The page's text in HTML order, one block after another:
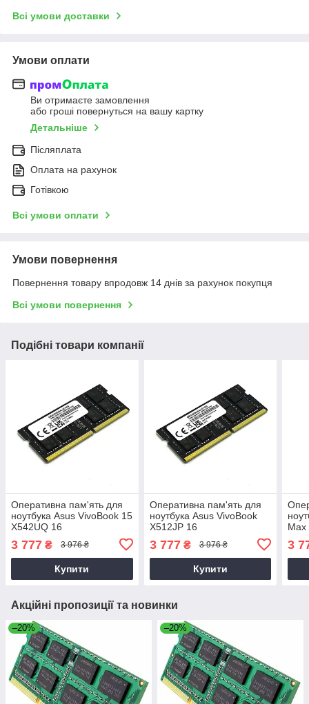
Всі умови доставки
Умови оплати
Ви отримаєте замовлення
або гроші повернуться на вашу картку
Детальніше
Післяплата
Оплата на рахунок
Готівкою
Всі умови оплати
Умови повернення
Повернення товару впродовж 14 днів за рахунок покупця
Всі умови повернення
Подібні товари компанії
Оперативна пам'ять для
ноутбука Asus VivoBook 15
X542UQ 16
3 777 ₴ 3 976 ₴
Купити
Оперативна пам'ять для
ноутбука Asus VivoBook
X512JP 16
3 777₴ 3 976 ₴
Купити
Max
3
Акційні пропозиції та новинки
–20% –20%